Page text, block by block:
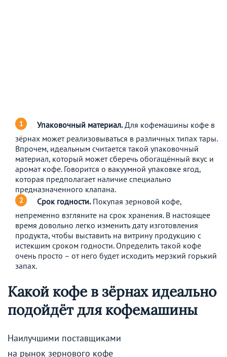
Упаковочный материал.Для кофемашины кофе в
зёрнах может реализовываться в различных типах тары.
Впрочем, идеальным считается такой упаковочный
материал, который может сберечь обогащённый вкус и
аромат кофе. Говорится о вакуумной упаковке ягод,
которая предполагает наличие специально
предназначенного клапана.
Срок годности.Покупая зерновой кофе,
непременно взгляните на срок хранения. В настоящее
время довольно легко изменить дату изготовления
продукта, чтобы выставить на витрину продукцию с
истекшим сроком годности. Определить такой кофе
очень просто – от него будет исходить мерзкий горький
запах.
Какой кофе в зёрнах идеально
подойдёт для кофемашины
Наилучшими поставщиками
на рынок зернового кофе